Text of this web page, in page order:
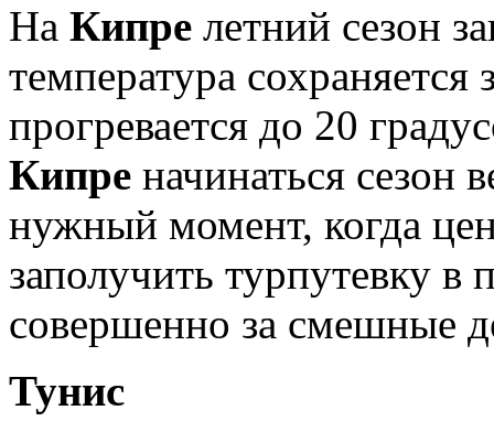
На Кипре летний сезон
температура
прогревается до 20
Кипре начинаться сезон
нужный момент, когда
заполучить турпутевку в
совершенно за смешные
Тунис